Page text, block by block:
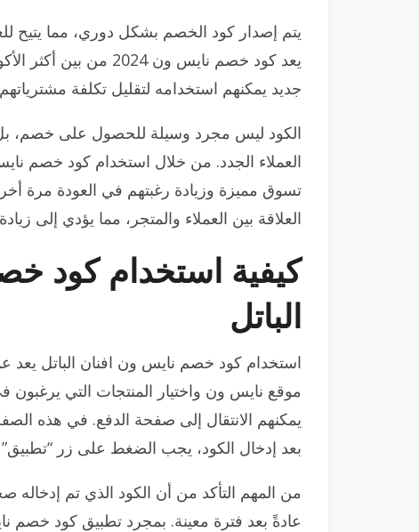
يتم إصدار كود الخصم بشكل دوري، مما يتيح
يعد كود خصم نايس ون
جديد يمكنهم استخدامه لتقليل تكلفة
الكود ليس مجرد وسيلة للحصول على خصم،
العملاء الجدد. من خلال استخدام كود خصم
تسوق مميزة وزيادة رغبتهم في العودة مرة
العلاقة بين العملاء والمتجر، مما يؤدي إلى
كيفية استخدام كود
الباتل
استخدام كود خصم نايس ون افنان الباتل يعد
موقع نايس ون واختيار المنتجات التي يرغبون
يمكنهم الانتقال إلى صفحة الدفع. في هذه
بعد إدخال الكود، يجب الضغط على زر
من المهم التأكد من أن الكود الذي تم إدخاله